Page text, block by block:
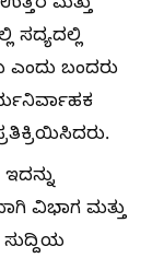
ಮತ್ತು
ಸದ್ಯದಲ್ಲಿ
ಎಂದು ಬಂದರು
ವಿಭಾಗ ಮತ್ತು
ಸುದ್ದಿಯ